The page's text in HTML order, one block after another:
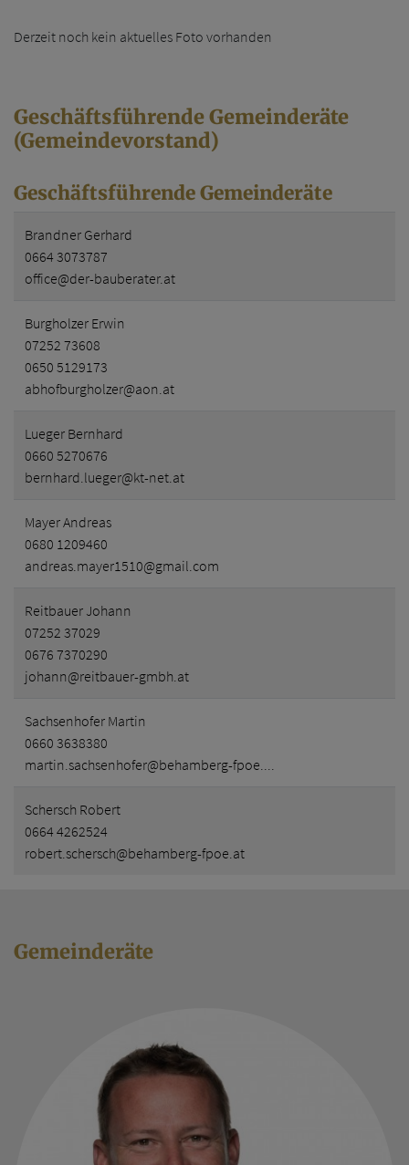
Derzeit noch kein aktuelles Foto vorhanden
Geschäftsführende Gemeinderäte
(Gemeindevorstand)
Geschäftsführende Gemeinderäte
Brandner Gerhard
0664 3073787
office@der-bauberater.at
Burgholzer Erwin
07252 73608
0650 5129173
abhofburgholzer@aon.at
Lueger Bernhard
0660 5270676
bernhard.lueger@kt-net.at
Mayer Andreas
0680 1209460
andreas.mayer1510@gmail.com
Reitbauer Johann
07252 37029
0676 7370290
johann@reitbauer-gmbh.at
Sachsenhofer Martin
0660 3638380
martin.sachsenhofer@behamberg-fpoe....
Schersch Robert
0664 4262524
robert.schersch@behamberg-fpoe.at
Gemeinderäte